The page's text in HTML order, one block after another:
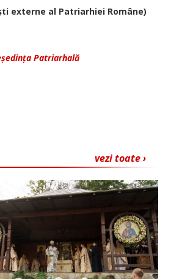
externe al Patriarhiei Române)
Patriarhală
vezi toate ›